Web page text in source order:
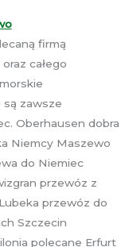
firmą
całego
są zawsze
Oberhausen dobra
Niemcy Maszewo
do Niemiec
przewóz z
przewóz do
Szczecin
polecane Erfurt